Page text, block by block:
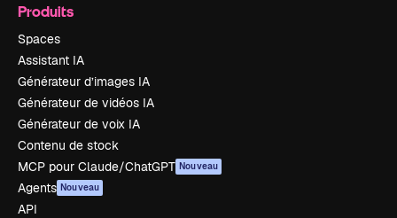
Produits
Spaces
Assistant IA
Générateur d’images IA
Générateur de vidéos IA
Générateur de voix IA
Contenu de stock
MCP pour Claude/ChatGPT Nouveau
Agents Nouveau
API